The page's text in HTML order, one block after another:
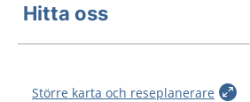
Hitta oss
Större karta och reseplanerare